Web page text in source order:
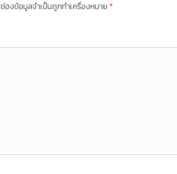
ช่องข้อมูลจำเป็นถูกทำเครื่องหมาย *